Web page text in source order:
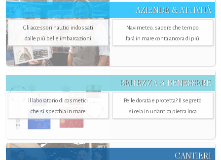
AZIENDE & ATTIVITÀ
Gli accessori nautici indossati
dalle più belle imbarcazioni
Navimeteo, sapere che tempo
farà in mare conta ancora di più
BELLEZZA & BENESSERE
Il laboratorio di cosmetici
che si specchia in mare
Pelle dorata e protetta? Il segreto
si cela in un’antica pietra Inca
CANTIERI